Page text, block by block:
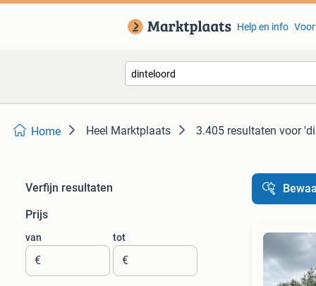
Help en info
Home Heel Marktplaats 3.405 resultaten voor
Verfijn resultaten
Prijs
van
€
tot
€